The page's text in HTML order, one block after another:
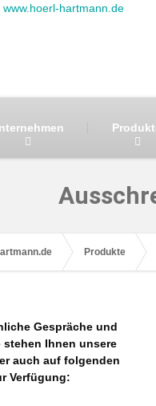
Produkte
Gespräche und
Ihnen unsere
auch auf folgenden
Verfügung: